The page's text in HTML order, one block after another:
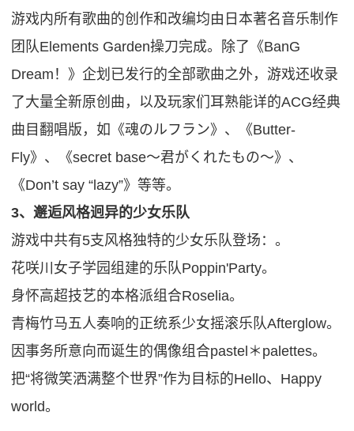
游戏内所有歌曲的创作和改编均由日本著名音乐制作
团队Elements Garden操刀完成。除了《BanG
Dream！》企划已发行的全部歌曲之外，游戏还收录
了大量全新原创曲，以及玩家们耳熟能详的ACG经典
曲目翻唱版，如《魂のルフラン》、《Butter-
Fly》、《secret base～君がくれたもの～》、
《Don’t say “lazy”》等等。
3、邂逅风格迥异的少女乐队
游戏中共有5支风格独特的少女乐队登场：。
花咲川女子学园组建的乐队Poppin'Party。
身怀高超技艺的本格派组合Roselia。
青梅竹马五人奏响的正统系少女摇滚乐队Afterglow。
因事务所意向而诞生的偶像组合pastel＊palettes。
把“将微笑洒满整个世界”作为目标的Hello、Happy
world。